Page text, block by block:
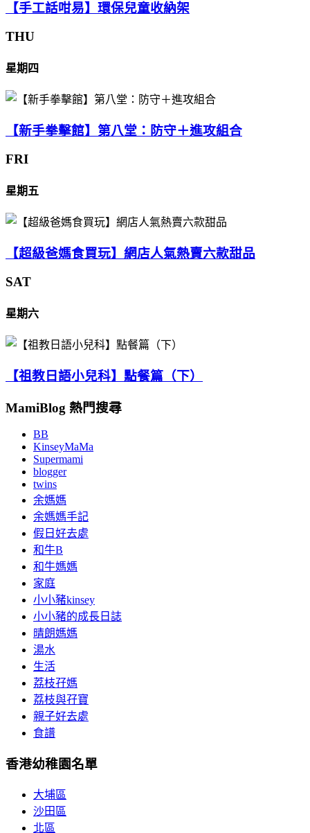
【手工話咁易】環保兒童收納架
THU
星期四
【新手拳擊館】第八堂：防守＋進攻組合
FRI
星期五
【超級爸媽食買玩】網店人氣熱賣六款甜品
SAT
星期六
【祖教日語小兒科】點餐篇（下）
MamiBlog 熱門搜尋
BB
KinseyMaMa
Supermami
blogger
twins
余媽媽
余媽媽手記
假日好去處
和牛B
和牛媽媽
家庭
小小豬kinsey
小小豬的成長日誌
晴朗媽媽
湯水
生活
荔枝孖媽
荔枝與孖寶
親子好去處
食譜
香港幼稚園名單
大埔區
沙田區
北區